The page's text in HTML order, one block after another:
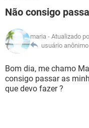
INSTAGRAM
GUIA DE COMPRAS
INSTAGRAM
GUIA DE COMPRAS
JOGOS
CELULAR
OUTLOOK
INSTAGRAM
GUIA DE COMPRAS
JOGOS
CELULAR
OUTLOOK
INSTAGRAM
GLOSSÁRIO
JOGOS
CELULAR
Não consigo
maria - Atualizado
usuário
Bom dia, me chamo
consigo passar as
que devo fazer ?